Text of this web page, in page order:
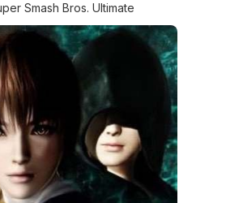
Smash Bros. Ultimate